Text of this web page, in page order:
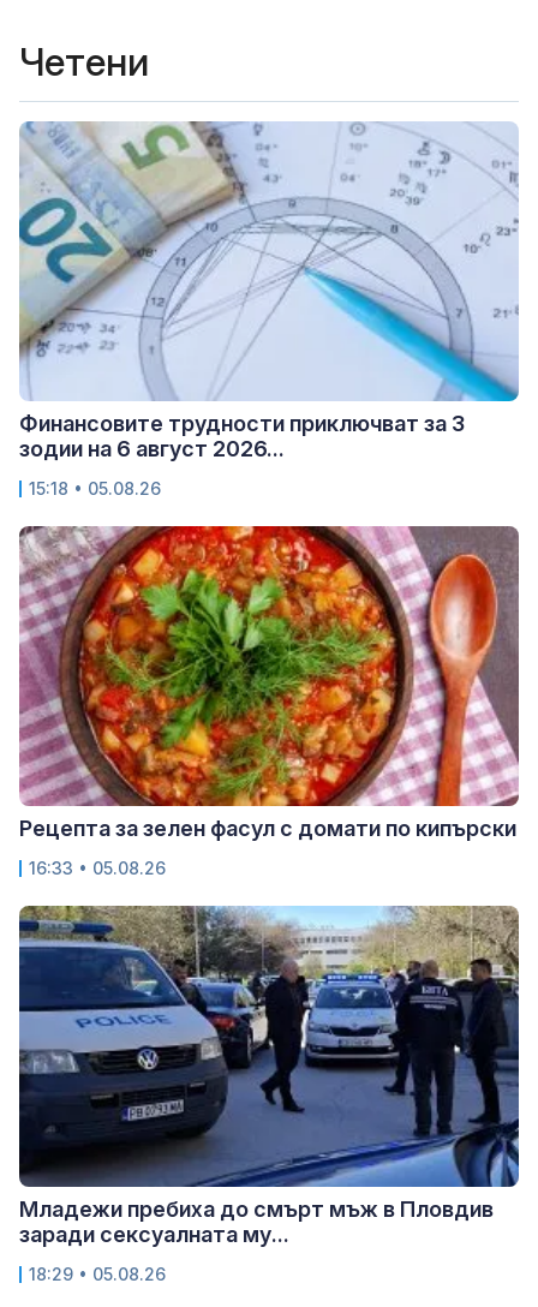
Четени
Финансовите трудности приключват за 3
зодии на 6 август 2026...
15:18 • 05.08.26
Рецепта за зелен фасул с домати по кипърски
16:33 • 05.08.26
Младежи пребиха до смърт мъж в Пловдив
заради сексуалната му...
18:29 • 05.08.26